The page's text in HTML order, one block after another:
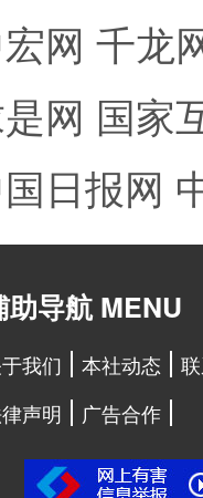
网 千龙
网 国家
日报网
助导航 MENU
我们 本社动态
声明
广告合作